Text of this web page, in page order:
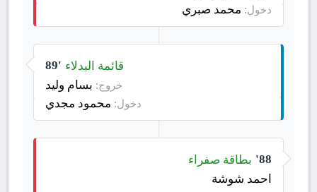
دخول: محمد صبري
89' قائمة البدلاء
خروج: بسام وليد
دخول: محمود مجدي
88' بطاقة صفراء
احمد شوشة